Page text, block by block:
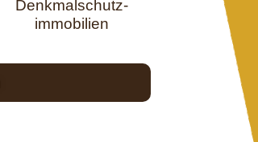
Denkmalschutz-
immobilien